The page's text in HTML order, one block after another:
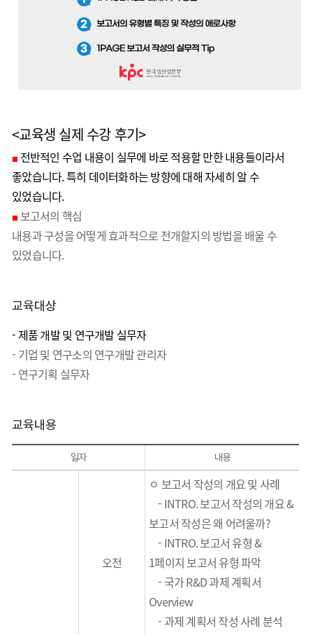
<교육생 실제 수강 후기>
■ 전반적인 수업 내용이 실무에 바로 적용할 만한 내용들이라서
좋았습니다. 특히 데이터화하는 방향에 대해 자세히 알 수
있었습니다.
■ 보고서의 핵심
내용과 구성을 어떻게 효과적으로 전개할지의 방법을 배울 수
있었습니다.
교육대상
- 제품 개발 및 연구개발 실무자
- 기업 및 연구소의 연구개발 관리자
- 연구기획 실무자
교육내용
일자 내용
오전
ㅇ 보고서 작성의 개요 및 사례
- INTRO.보고서 작성의 개요&
보고서 작성은 왜 어려울까?
- INTRO.보고서 유형&
1페이지 보고서 유형 파악
-국가R&D과제 계획서
Overview
-과제 계획서 작성 사례 분석